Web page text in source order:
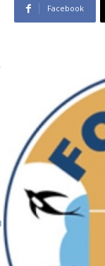
Facebook